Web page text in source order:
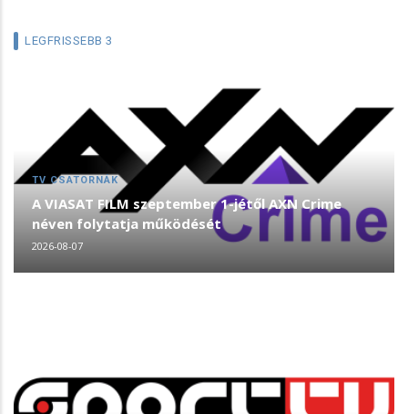
LEGFRISSEBB 3
TV CSATORNÁK
A VIASAT FILM szeptember 1-jétől AXN Crime
néven folytatja működését
2026-08-07